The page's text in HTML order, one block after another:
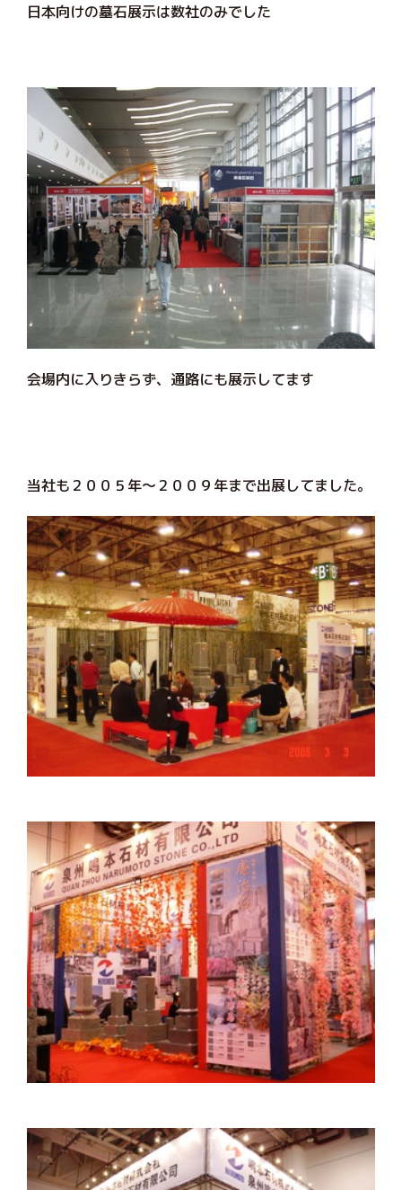
日本向けの墓石展示は数社のみでした
会場内に入りきらず、通路にも展示してます
当社も２００５年～２００９年まで出展してました。